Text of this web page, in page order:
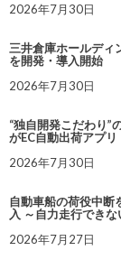
2026年7月30日
三井倉庫ホールディ
を開発・導入開始
2026年7月30日
“独自開発こだわり”
がEC自動出荷アプ
2026年7月30日
自動車船の荷役中断
入 ～自力走行でき
2026年7月27日